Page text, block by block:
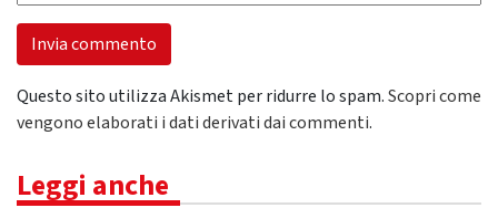
Questo sito utilizza Akismet per ridurre lo spam.Scopri come
vengono elaborati i dati derivati dai commenti.
Leggi anche